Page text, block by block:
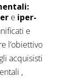
e iper-
e
l’obiettivo
acquisisti
,